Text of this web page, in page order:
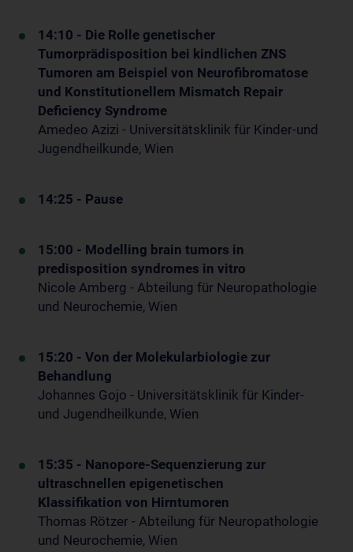
14:10 - Die Rolle genetischer
Tumorprädisposition bei kindlichen ZNS
Tumoren am Beispiel von Neurofibromatose
und Konstitutionellem Mismatch Repair
Deficiency Syndrome
Amedeo Azizi - Universitätsklinik für Kinder-und
Jugendheilkunde, Wien
14:25 - Pause
15:00 - Modelling brain tumors in
predisposition syndromes in vitro
Nicole Amberg - Abteilung für Neuropathologie
und Neurochemie, Wien
15:20 - Von der Molekularbiologie zur
Behandlung
Johannes Gojo - Universitätsklinik für Kinder-
und Jugendheilkunde, Wien
15:35 - Nanopore-Sequenzierung zur
ultraschnellen epigenetischen
Klassifikation von Hirntumoren
Thomas Rötzer - Abteilung für Neuropathologie
und Neurochemie, Wien